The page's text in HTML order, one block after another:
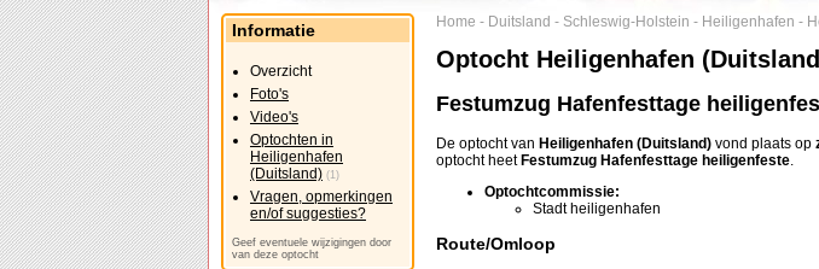
Home - Duitsland - Schleswig-Holstein - Heiligenhafen -
Optocht Heiligenhafen
Festumzug Hafenfesttage
De optocht van Heiligenhafen (Duitsland) vond plaats op
optocht heet Festumzug Hafenfesttage heiligenfeste.
Optochtcommissie:
Stadt heiligenhafen
Route/Omloop
Informatie
Overzicht
Foto's
Video's
Optochten in
Heiligenhafen
(Duitsland) (1)
Vragen, opmerkingen
en/of suggesties?
Geef eventuele wijzigingen door
van deze optocht